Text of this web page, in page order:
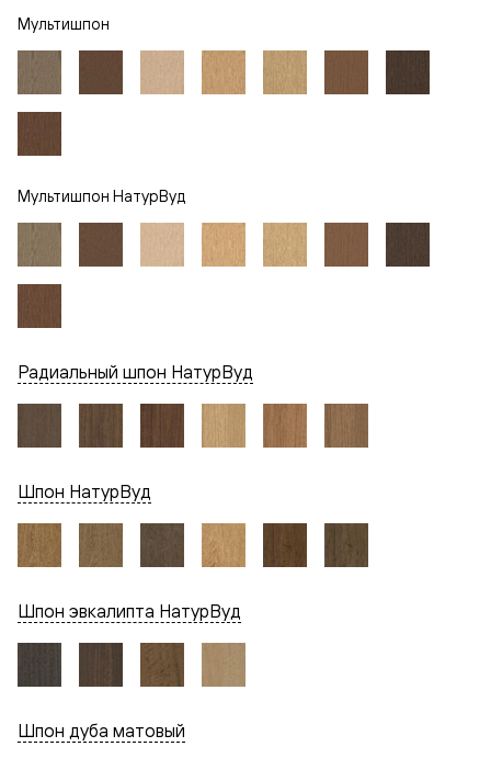
Мультишпон
Мультишпон НатурВуд
Радиальный шпон НатурВуд
Шпон НатурВуд
Шпон эвкалипта НатурВуд
Шпон дуба матовый